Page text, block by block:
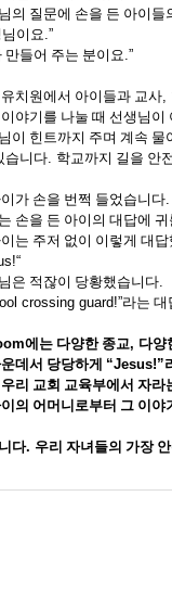
의 질문에 손을 든 아이들
이요.”
만들어 주는 분이요.”
치원에서 아이들과 교사,
야기를 나눌 때 선생님
이 힌트까지 주며 계속 물
습니다. 학교까지 길을 안
가 손을 번쩍 들었습니다.
손을 든 아이의 대답에
는 주저 없이 이렇게 대
은 적잖이 당황했습니다.
crossing guard!”라는
에는 다양한 종교, 다양
데서 당당하게 “Jesus!”
리 교회 교육부에서 자라
의 어머니로부터 그 이
다. 우리 자녀들의 가장